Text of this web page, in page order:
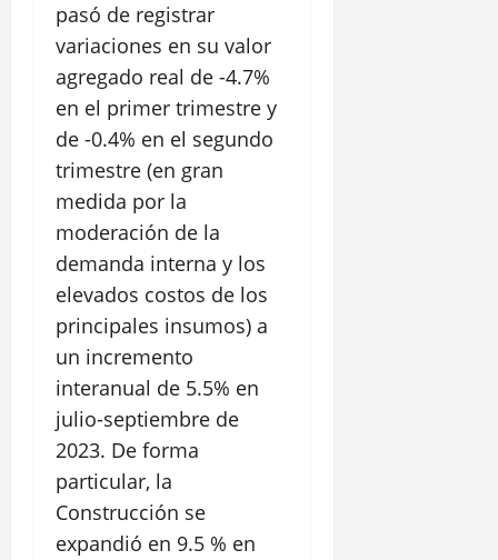
pasó de registrar
variaciones en su valor
agregado real de -4.7%
en el primer trimestre y
de -0.4% en el segundo
trimestre (en gran
medida por la
moderación de la
demanda interna y los
elevados costos de los
principales insumos) a
un incremento
interanual de 5.5% en
julio-septiembre de
2023. De forma
particular, la
Construcción se
expandió en 9.5 % en